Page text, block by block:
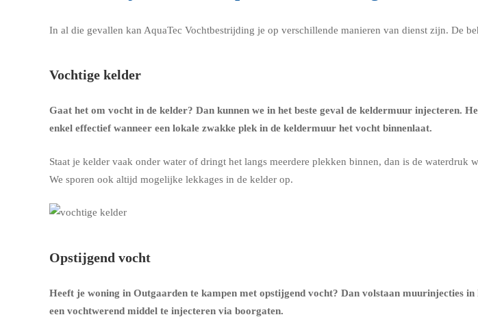
In al die gevallen kan AquaTec Vochtbestrijding je op verschillende manieren van dienst zijn. De
Vochtige kelder
Gaat het om vocht in de kelder? Dan kunnen we in het beste geval de keldermuur injecteren.
enkel effectief wanneer een lokale zwakke plek in de keldermuur het vocht binnenlaat.
Staat je kelder vaak onder water of dringt het langs meerdere plekken binnen, dan is de waterdruk
We sporen ook altijd mogelijke lekkages in de kelder op.
Opstijgend vocht
Heeft je woning in Outgaarden te kampen met opstijgend vocht? Dan volstaan muurinjecties
een vochtwerend middel te injecteren via boorgaten.